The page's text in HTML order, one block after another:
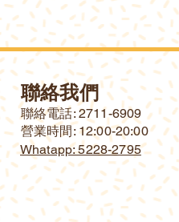
聯絡我們
​聯絡電話: 2711-6909
營業時間: 12:00-20:00
Whatapp: 5228-2795